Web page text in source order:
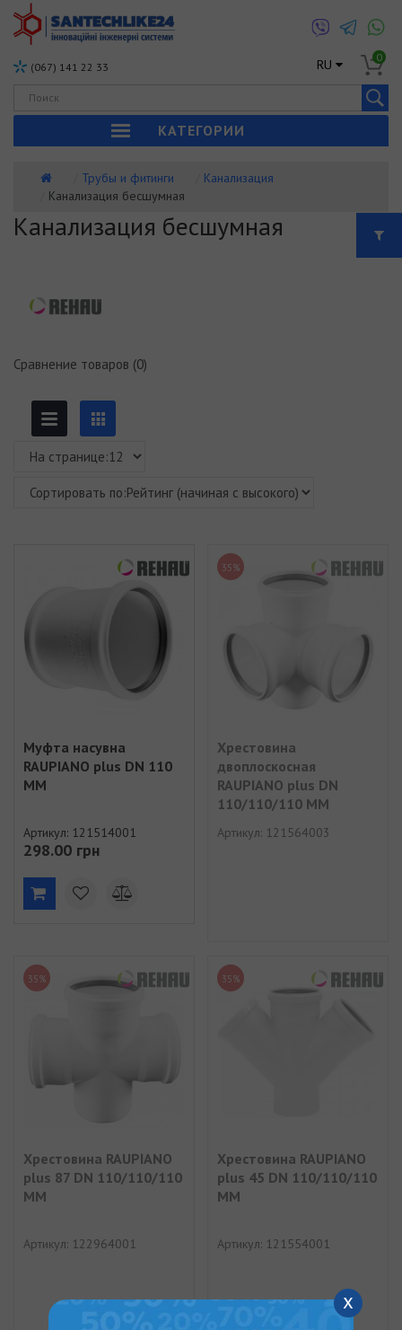
(067) 141 22 33 RU 0
КАТЕГОРИИ
Трубы и фитинги
Канализация
Канализация бесшумная
Канализация бесшумная
Сравнение товаров (0)
Муфта насувна
RAUPIANO plus DN 110
ММ
Артикул: 121514001
298.00 грн
35%
Хрестовина
двоплоскосная
RAUPIANO plus DN
110/110/110 ММ
Артикул: 121564003
35%
Хрестовина RAUPIANO
plus 87 DN 110/110/110
ММ
Артикул: 122964001
35%
Хрестовина RAUPIANO
plus 45 DN 110/110/110
ММ
Артикул: 121554001
x